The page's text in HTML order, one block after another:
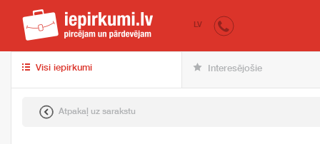
iepirkumi.lv
LV
Visi iepirkumi Interesējošie
Atpakaļ uz sarakstu